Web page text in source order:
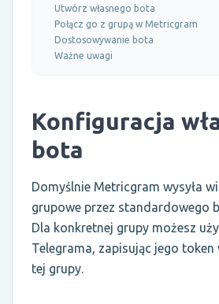
Utwórz własnego bota
Połącz go z grupą w Metricgram
Dostosowywanie bota
Ważne uwagi
Konfiguracja
bota
Domyślnie Metricgram wysyła
grupowe przez standardowego
Dla konkretnej grupy możesz
Telegrama, zapisując jego token
tej grupy.